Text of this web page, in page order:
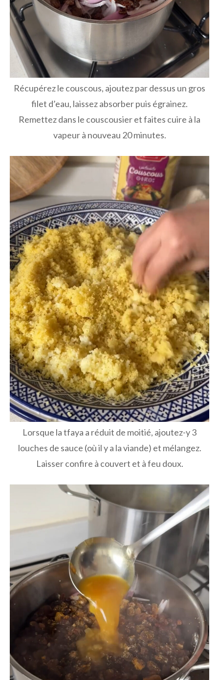
Récupérez le couscous, ajoutez par dessus un gros
filet d’eau, laissez absorber puis égrainez.
Remettez dans le couscousier et faites cuire à la
vapeur à nouveau 20 minutes.
Lorsque la tfaya a réduit de moitié, ajoutez-y 3
louches de sauce (où il y a la viande) et mélangez.
Laisser confire à couvert et à feu doux.